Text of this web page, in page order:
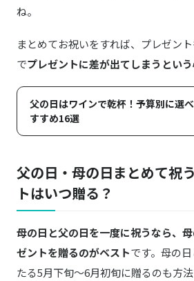
ね。
まとめてお祝いをすれば、プレゼン
でプレゼントに差が出てしまうとい
父の日はワインで乾杯！予算別に選
すすめ16選
父の日・母の日まとめて祝
トはいつ贈る？
母の日と父の日を一度に祝うなら、
ゼントを贈るのがベストです。母の
たる5月下旬〜6月初旬に贈るのも方